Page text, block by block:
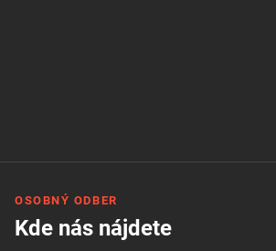
OSOBNÝ ODBER
Kde nás nájdete